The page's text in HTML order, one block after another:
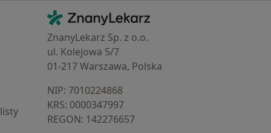
Kontakt
ZnanyLekarz - Strona główna
ZnanyLekarz Sp. z o.o.
ul. Kolejowa 5/7
01-217 Warszawa, Polska
NIP: ⁠7010224868
KRS: ⁠0000347997
REGON: ⁠142276657